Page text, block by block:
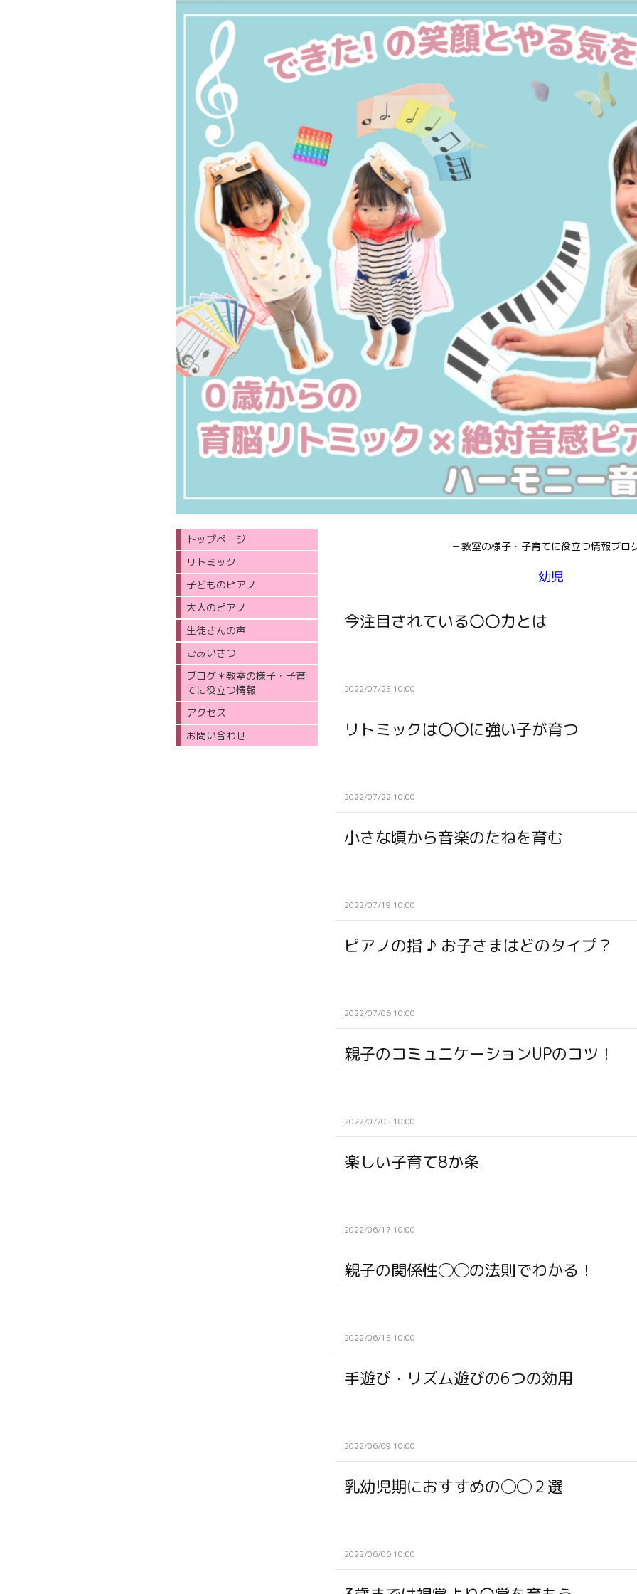
－教室の様子・子育てに役立つ情報ブロ
幼児
今注目されている〇〇力とは
2022/07/25 10:00
リトミックは〇〇に強い子が育つ
2022/07/22 10:00
小さな頃から音楽のたねを育む
2022/07/19 10:00
ピアノの指 ♪ お子さまはどのタイプ？
2022/07/06 10:00
親子のコミュニケーションUPのコツ！
2022/07/05 10:00
楽しい子育て8か条
2022/06/17 10:00
親子の関係性◯◯の法則でわかる！
2022/06/15 10:00
手遊び・リズム遊びの6つの効用
2022/06/09 10:00
乳幼児期におすすめの◯◯２選
2022/06/06 10:00
トップページ
リトミック
子どものピアノ
大人のピアノ
生徒さんの声
ごあいさつ
ブログ＊教室の様子・子育
てに役立つ情報
アクセス
お問い合わせ